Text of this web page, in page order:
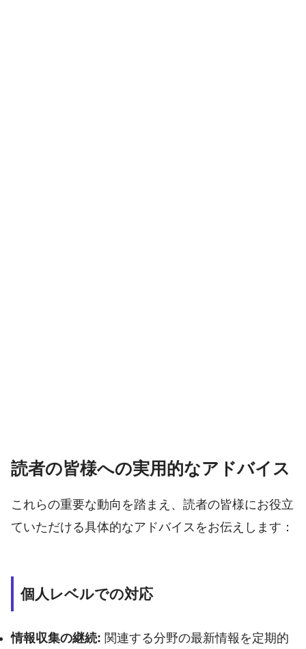
読者の皆様への実用的なアドバイス
これらの重要な動向を踏まえ、読者の皆様にお役立
ていただける具体的なアドバイスをお伝えします：
個人レベルでの対応
情報収集の継続: 関連する分野の最新情報を定期的